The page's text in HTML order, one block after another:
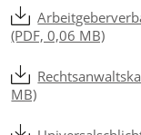
(PDF, 0,06 MB)
MB)